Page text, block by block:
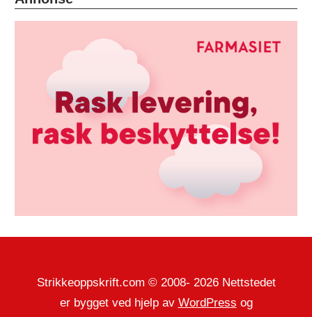
Strikkeoppskrift.com © 2008- 2026 Nettstedet
er bygget ved hjelp av WordPress og